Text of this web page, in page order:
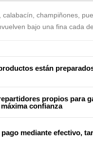
champiñones,
bajo una fina cada
están
propios para
confianza
mediante efectivo,